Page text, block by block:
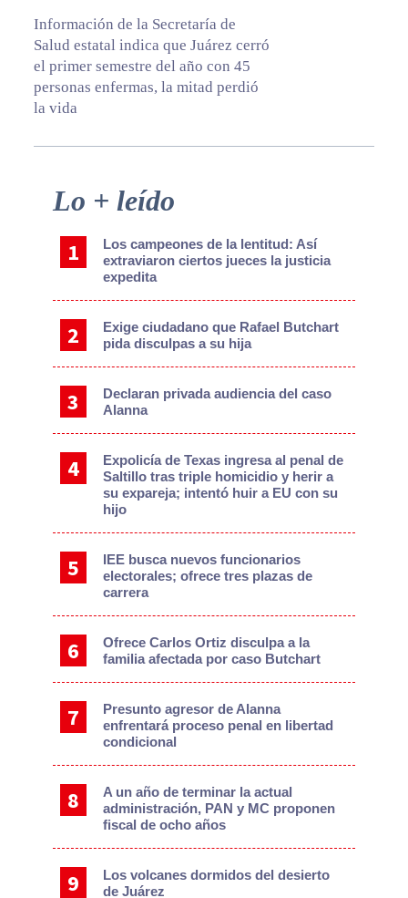
Información de la Secretaría de
Salud estatal indica que Juárez cerró
el primer semestre del año con 45
personas enfermas, la mitad perdió
la vida
Primary
Lo + leído
Los campeones de la lentitud: Así
extraviaron ciertos jueces la justicia
expedita
Exige ciudadano que Rafael Butchart
pida disculpas a su hija
Declaran privada audiencia del caso
Alanna
Expolicía de Texas ingresa al penal de
Saltillo tras triple homicidio y herir a
su expareja; intentó huir a EU con su
hijo
IEE busca nuevos funcionarios
electorales; ofrece tres plazas de
carrera
Ofrece Carlos Ortiz disculpa a la
familia afectada por caso Butchart
Presunto agresor de Alanna
enfrentará proceso penal en libertad
condicional
A un año de terminar la actual
administración, PAN y MC proponen
fiscal de ocho años
Los volcanes dormidos del desierto
de Juárez